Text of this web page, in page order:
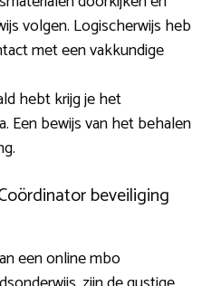
volgen. Logischerwijs heb
met een vakkundige
hebt krijg je het
Een bewijs van het behalen
beveiliging
een online mbo